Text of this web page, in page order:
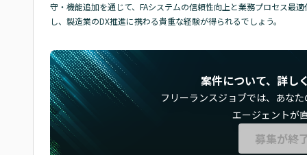
守・機能追加を通じて、FAシステムの信頼性向上と業務プロセス最
し、製造業のDX推進に携わる貴重な経験が得られるでしょう。
案件について、詳し
フリーランスジョブでは、 あな
エージェントが
募集が終